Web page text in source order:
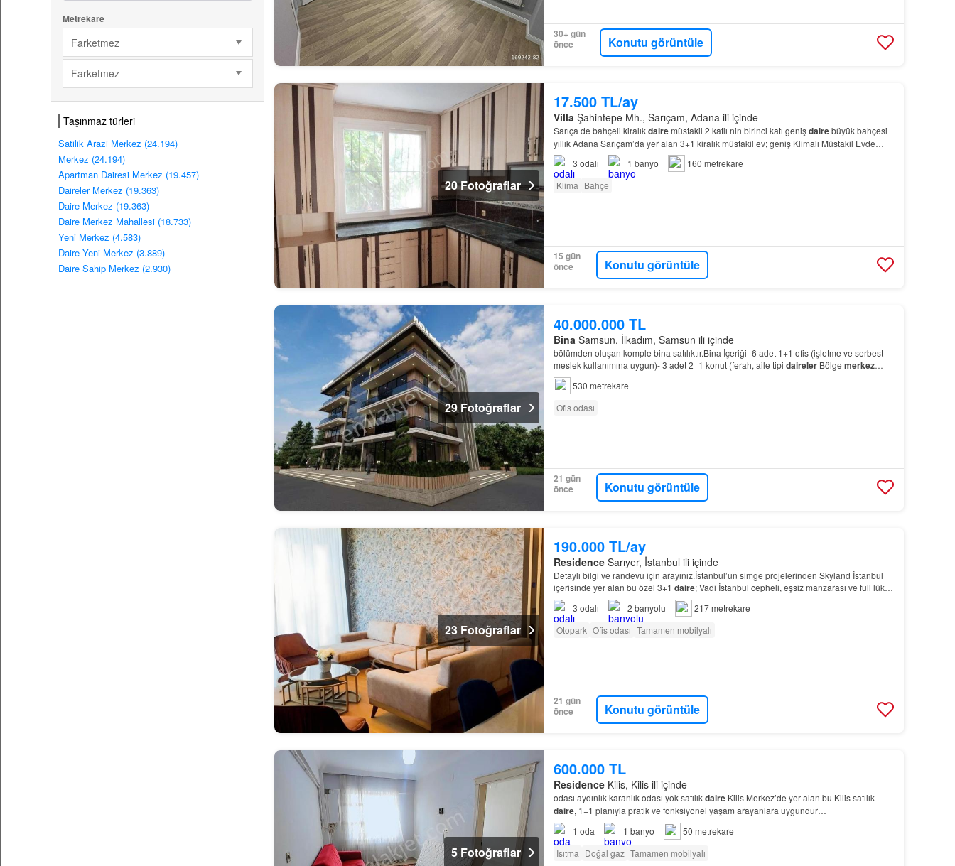
Metrekare
Farketmez
Farketmez
Taşınmaz türleri
Satilik Arazi Merkez (24.194)
Merkez (24.194)
Apartman Dairesi Merkez (19.457)
Daireler Merkez (19.363)
Daire Merkez (19.363)
Daire Merkez Mahallesi (18.733)
Yeni Merkez (4.583)
Daire Yeni Merkez (3.889)
Daire Sahip Merkez (2.930)
30+ gün
önce
Konutu görüntüle
20 Fotoğraflar
17.500 TL/ay
Villa Şahintepe Mh., Sarıçam, Adana ili içinde
Sarıça de bahçeli kiralıkdairemüstakil 2 katlı nin birinci katı genişdairebüyük bahçesi
yıllık Adana Sarıçam’da yer alan 3+1 kiralık müstakil ev; geniş Klimalı Müstakil Evde
Konforlu Yaşam FırsatıÖne Çıkan ÖzelliklerKat M…
3 odalı 1 banyo
160 metrekare
Klima Bahçe
15 gün
önce
Konutu görüntüle
29 Fotoğraflar
40.000.000 TL
Bina Samsun, İlkadım, Samsun ili içinde
bölümden oluşan komple bina satılıktır.Bina İçeriği- 6 adet 1+1 ofis (işletme ve serbest
meslek kullanımına uygun)- 3 adet 2+1 konut (ferah, aile tipi dairelerBölge merkez
sayılmaz ama gelişim koridorunda…
530 metrekare
Ofis odası
21 gün
önce
Konutu görüntüle
23 Fotoğraflar
190.000 TL/ay
ResidenceSarıyer, İstanbul ili içinde
Detaylı bilgi ve randevu için arayınız.İstanbul’un simge projelerinden Skyland İstanbul
içerisinde yer alan bu özel 3+1 daire; Vadi İstanbul cepheli, eşsiz manzarası ve full lüks
eşyalı konsepti ile ayrıcalıklı bir yaşam sunu…
3 odalı 2 banyolu
217 metrekare
Otopark Ofis odası Tamamen mobilyalı
21 gün
önce
Konutu görüntüle
5 Fotoğraflar
600.000 TL
ResidenceKilis, Kilis ili içinde
odası aydınlık karanlık odası yok satılıkdaireKilis Merkez’de yer alan bu Kilis satılık
daire, 1+1 planıyla pratik ve fonksiyonel yaşam arayanlara uygundur…
1 oda 1 banyo
50 metrekare
Isıtma Doğal gaz Tamamen mobilyalı